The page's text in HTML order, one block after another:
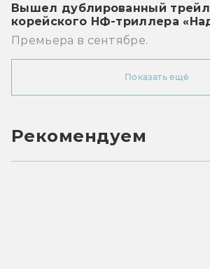
Вышел дублированный
корейского НФ-триллера
Премьера в сентябре.
Показать ещё
Рекомендуем